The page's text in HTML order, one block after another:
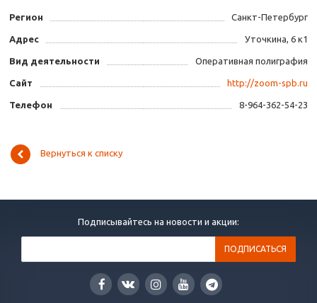
Регион Санкт-Петербург
Адрес Уточкина, 6 к1
Вид деятельности Оперативная полиграфия
Сайт http://zoom-spb.ru
Телефон 8-964-362-54-23
Вернуться к списку
Подписывайтесь на новости и акции: